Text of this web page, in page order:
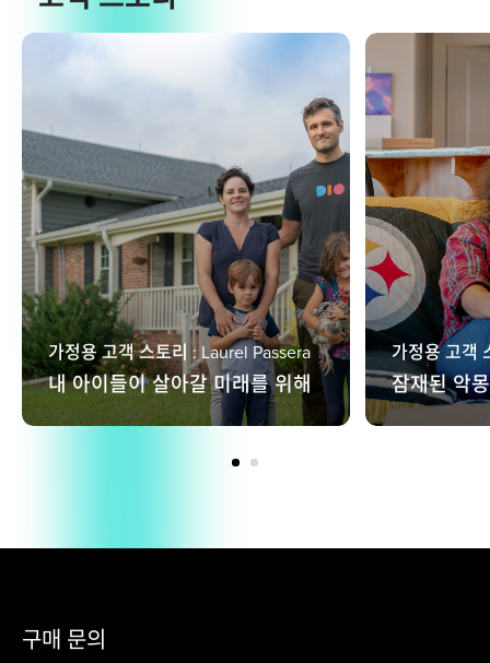
가정용 고객 스토리 : Laurel Passera
내 아이들이 살아갈 미래를 위해
가정용 고객
잠재된 악
구매 문의